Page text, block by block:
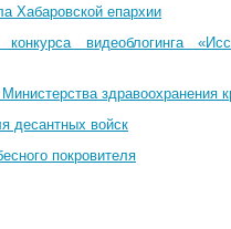
Хабаровской епархии
видеоблогинга
здравоохранения
десантных войск
покровителя